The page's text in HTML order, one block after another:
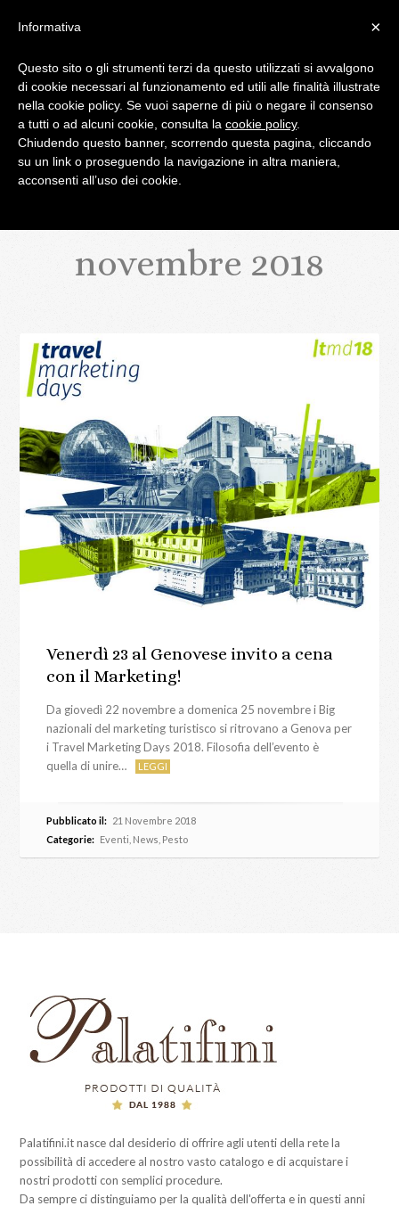
IL BLOG DI PALATIFINI.IT
MENU
novembre 2018
Venerdì 23 al Genovese invito a cena
con il Marketing!
Da giovedì 22 novembre a domenica 25 novembre i Big
nazionali del marketing turistisco si ritrovano a Genova per
i Travel Marketing Days 2018. Filosofia dell’evento è
quella di unire…
LEGGI
Pubblicato il: 21 Novembre 2018
Categorie: Eventi News Pesto
Palatifini.it nasce dal desiderio di offrire agli utenti della rete la
possibilità di accedere al nostro vasto catalogo e di acquistare i
nostri prodotti con semplici procedure.
Da sempre ci distinguiamo per la qualità dell'offerta e in questi anni
×
Informativa
Questo sito o gli strumenti terzi da questo utilizzati si avvalgono
di cookie necessari al funzionamento ed utili alle finalità illustrate
nella cookie policy. Se vuoi saperne di più o negare il consenso
a tutti o ad alcuni cookie, consulta la cookie policy.
Chiudendo questo banner, scorrendo questa pagina, cliccando
su un link o proseguendo la navigazione in altra maniera,
acconsenti all’uso dei cookie.